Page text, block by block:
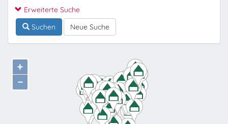
Erweiterte Suche
Suchen
Neue Suche
+
−